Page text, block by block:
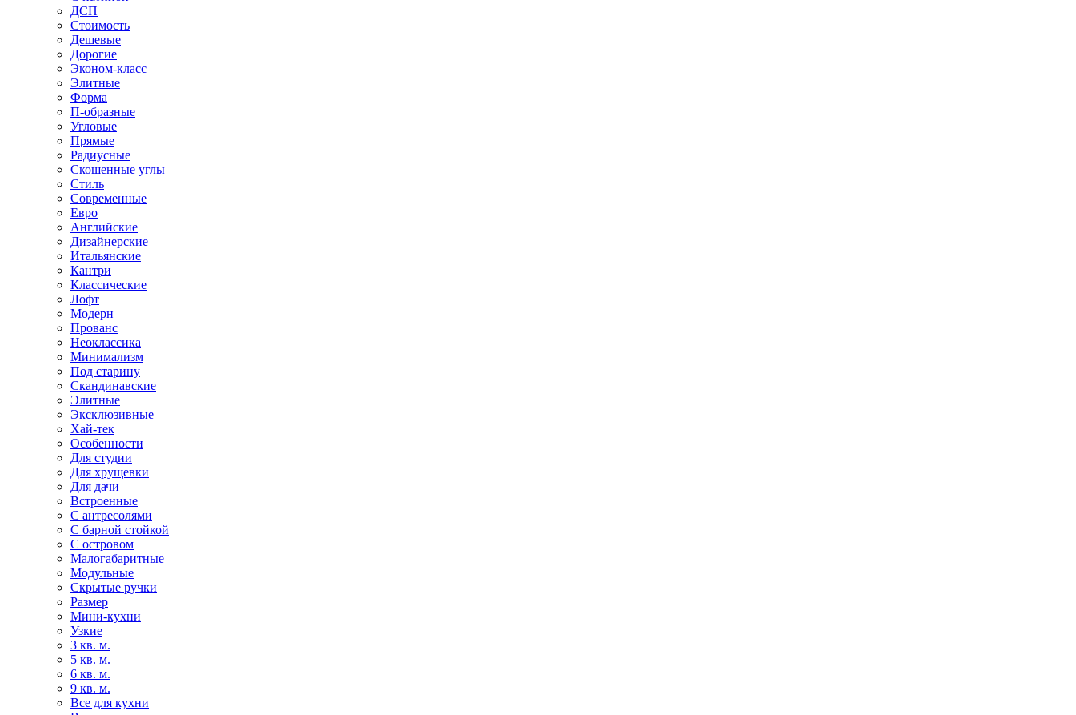
ДСП
Стоимость
Дешевые
Дорогие
Эконом-класс
Элитные
Форма
П-образные
Угловые
Прямые
Радиусные
Скошенные углы
Стиль
Современные
Евро
Английские
Дизайнерские
Итальянские
Кантри
Классические
Лофт
Модерн
Прованс
Неоклассика
Минимализм
Под старину
Скандинавские
Элитные
Эксклюзивные
Хай-тек
Особенности
Для студии
Для хрущевки
Для дачи
Встроенные
С антресолями
С барной стойкой
С островом
Малогабаритные
Модульные
Скрытые ручки
Размер
Мини-кухни
Узкие
3 кв. м.
5 кв. м.
6 кв. м.
9 кв. м.
Все для кухни